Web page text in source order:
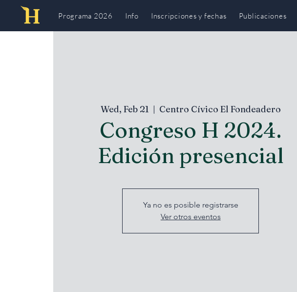
Programa 2026 Info Inscripciones y fechas Publicaciones
Wed, Feb 21
  |
Centro Cívico El Fondeadero
Congreso H 2024.
Edición presencial
Ya no es posible registrarse
Ver otros eventos